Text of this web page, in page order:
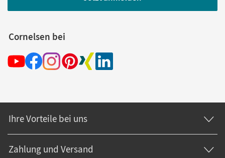
Cornelsen bei
Ihre Vorteile bei uns
Zahlung und Versand